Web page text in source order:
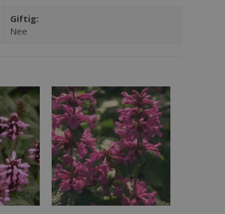
Giftig:
Nee